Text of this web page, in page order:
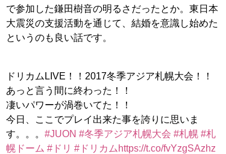
で参加した鎌田樹音の明るさだったとか。東日本
大震災の支援活動を通じて、結婚を意識し始めた
というのも良い話です。
ドリカムLIVE！！2017冬季アジア札幌大会！！
あっと言う間に終わった！！
凄いパワーが渦巻いてた！！
今日、ここでプレイ出来た事を誇りに思いま
す。。。 #JUON #冬季アジア札幌大会 #札幌 #札
幌ドーム #ドリ #ドリカム https://t.co/fvYzgSAzhz